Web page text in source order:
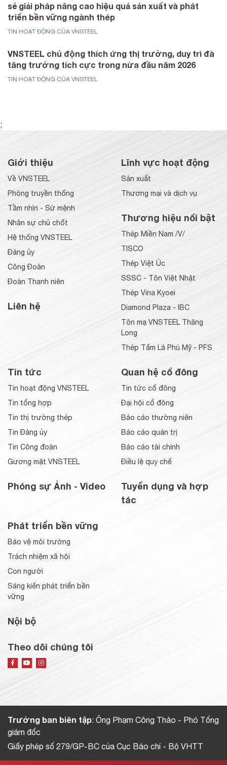
sẻ giải pháp nâng cao hiệu quả sản xuất và phát
triển bền vững ngành thép
TIN HOẠT ĐỘNG CỦA VNSTEEL
VNSTEEL chủ động thích ứng thị trường, duy trì đà
tăng trưởng tích cực trong nửa đầu năm 2026
TIN HOẠT ĐỘNG CỦA VNSTEEL
;
Giới thiệu
Về VNSTEEL
Phòng truyền thống
Tầm nhìn - Sứ mệnh
Nhân sự chủ chốt
Hệ thống VNSTEEL
Đảng ủy
Công Đoàn
Đoàn Thanh niên
Liên hệ
Lĩnh vực hoạt động
Sản xuất
Thương mại và dịch vụ
Thương hiệu nổi bật
Thép Miền Nam /V/
TISCO
Thép Việt Úc
SSSC - Tôn Việt Nhật
Thép Vina Kyoei
Diamond Plaza - IBC
Tôn mạ VNSTEEL Thăng
Long
Thép Tấm Lá Phú Mỹ - PFS
Tin tức
Tin hoạt động VNSTEEL
Tin tổng hợp
Tin thị trường thép
Tin Đảng ủy
Tin Công đoàn
Gương mặt VNSTEEL
Phóng sự Ảnh - Video
Quan hệ cổ đông
Tin tức cổ đông
Đại hội cổ đông
Báo cáo thường niên
Báo cáo quản trị
Báo cáo tài chính
Điều lệ quy chế
Tuyển dụng và hợp
tác
Phát triển bền vững
Bảo vệ môi trường
Trách nhiệm xã hội
Con người
Sáng kiến phát triển bền
vững
Nội bộ
Theo dõi chúng tôi
Trưởng ban biên tập: Ông Phạm Công Thảo - Phó Tổng
giám đốc
Giấy phép số 279/GP-BC của Cục Báo chí - Bộ VHTT